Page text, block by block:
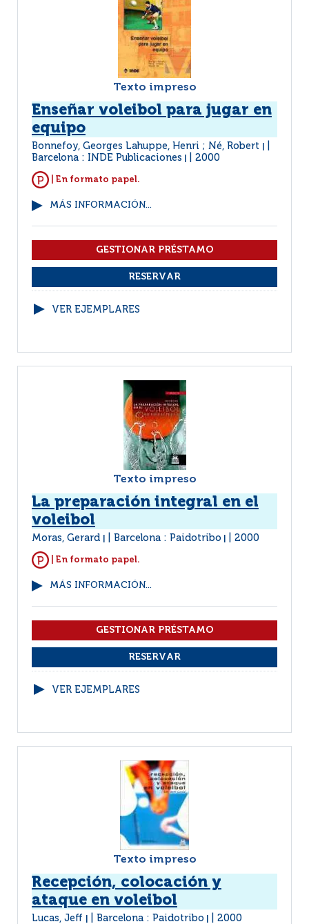
Texto impreso
Enseñar voleibol para jugar en
equipo
Bonnefoy, Georges Lahuppe, Henri ; Né, Robert
Barcelona : INDE Publicaciones 2000
| En formato papel.
MÁS INFORMACIÓN...
VER EJEMPLARES
Texto impreso
La preparación integral en el
voleibol
Moras, Gerard Barcelona : Paidotribo 2000
| En formato papel.
MÁS INFORMACIÓN...
VER EJEMPLARES
Texto impreso
Recepción, colocación y
ataque en voleibol
Lucas, Jeff Barcelona : Paidotribo 2000